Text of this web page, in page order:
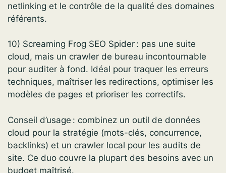
netlinking et le contrôle de la qualité des domaines
référents.
10) Screaming Frog SEO Spider : pas une suite
cloud, mais un crawler de bureau incontournable
pour auditer à fond. Idéal pour traquer les erreurs
techniques, maîtriser les redirections, optimiser les
modèles de pages et prioriser les correctifs.
Conseil d’usage : combinez un outil de données
cloud pour la stratégie (mots-clés, concurrence,
backlinks) et un crawler local pour les audits de
site. Ce duo couvre la plupart des besoins avec un
budget maîtrisé.